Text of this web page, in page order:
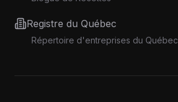
Registre du Québec
Répertoire d'entreprises du Québec